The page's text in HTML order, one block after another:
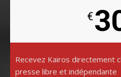
€
Recevez Kairos directement
presse libre et indépendante